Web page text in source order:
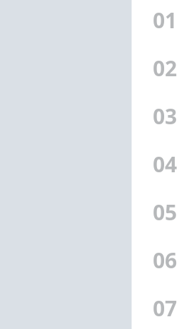
01
02
03
04
05
06
07